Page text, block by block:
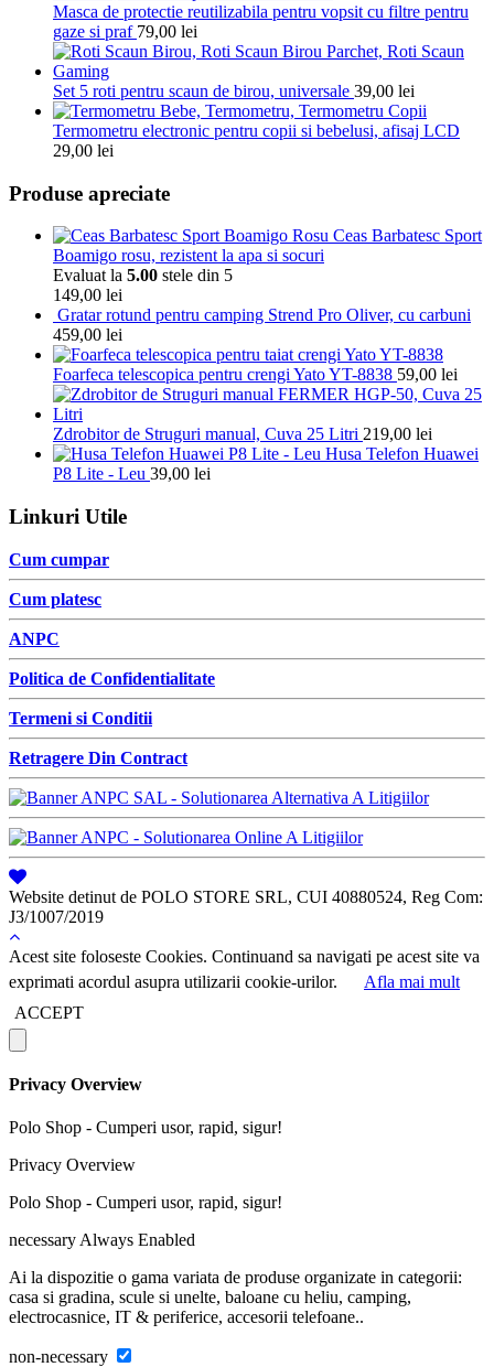
Masca de protectie reutilizabila pentru vopsit cu filtre pentru
gaze si praf 79,00 lei
Set 5 roti pentru scaun de birou, universale 39,00 lei
Termometru electronic pentru copii si bebelusi, afisaj LCD
29,00 lei
Produse apreciate
Ceas Barbatesc Sport
Boamigo rosu, rezistent la apa si socuri
Evaluat la 5.00 stele din 5
149,00 lei
Gratar rotund pentru camping Strend Pro Oliver, cu carbuni
459,00 lei
Foarfeca telescopica pentru crengi Yato YT-8838 59,00 lei
Zdrobitor de Struguri manual, Cuva 25 Litri 219,00 lei
Husa Telefon Huawei
P8 Lite - Leu 39,00 lei
Linkuri Utile
Cum cumpar
Cum platesc
ANPC
Politica de Confidentialitate
Termeni si Conditii
Retragere Din Contract
Website detinut de POLO STORE SRL, CUI 40880524, Reg Com:
J3/1007/2019
Acest site foloseste Cookies. Continuand sa navigati pe acest site va
exprimati acordul asupra utilizarii cookie-urilor.
Afla mai mult
ACCEPT
Privacy Overview
Polo Shop - Cumperi usor, rapid, sigur!
Privacy Overview
Polo Shop - Cumperi usor, rapid, sigur!
necessary Always Enabled
Ai la dispozitie o gama variata de produse organizate in categorii:
casa si gradina, scule si unelte, baloane cu heliu, camping,
electrocasnice, IT & periferice, accesorii telefoane..
non-necessary